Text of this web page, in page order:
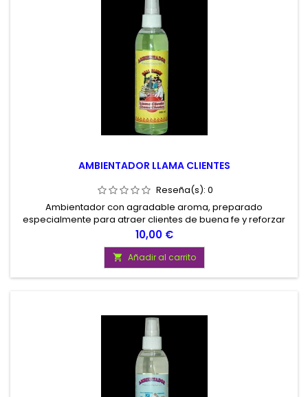
AMBIENTADOR LLAMA CLIENTES
Reseña(s): 0
Ambientador con agradable aroma, preparado
especialmente para atraer clientes de buena fe y reforzar
las relaciones con los mismos en nuestros negocios.
Contenido 200 ml
Precio
10,00 €
 Añadir al carrito